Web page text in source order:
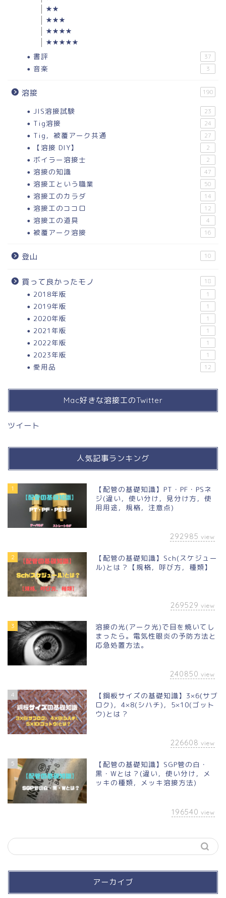
★★
★★★
★★★★
★★★★★
書評 37
音楽 3
溶接 190
JIS溶接試験 23
Tig溶接 24
Tig，被覆アーク共通 27
【溶接 DIY】 2
ボイラー溶接士 2
溶接の知識 47
溶接工という職業 50
溶接工のカラダ 14
溶接工のココロ 12
溶接工の道具 4
被覆アーク溶接 16
登山 10
買って良かったモノ 18
2018年版 1
2019年版 1
2020年版 1
2021年版 1
2022年版 1
2023年版 1
愛用品 12
Mac好きな溶接工のTwitter
ツイート
人気記事ランキング
1
【配管の基礎知識】PT・PF・PSネ
ジ(違い，使い分け，見分け方，使
用用途，規格，注意点)
292985 view
2
【配管の基礎知識】Sch(スケジュー
ル)とは？【規格，呼び方，種類】
269529 view
3
溶接の光(アーク光)で目を焼いてし
まったら。電気性眼炎の予防方法と
応急処置方法。
240850 view
4
【鋼板サイズの基礎知識】3×6(サブ
ロク)，4×8(シハチ)，5×10(ゴット
ウ)とは？
226608 view
5
【配管の基礎知識】SGP管の白・
黒・Wとは？(違い，使い分け，メ
ッキの種類，メッキ溶接方法)
196540 view
アーカイブ